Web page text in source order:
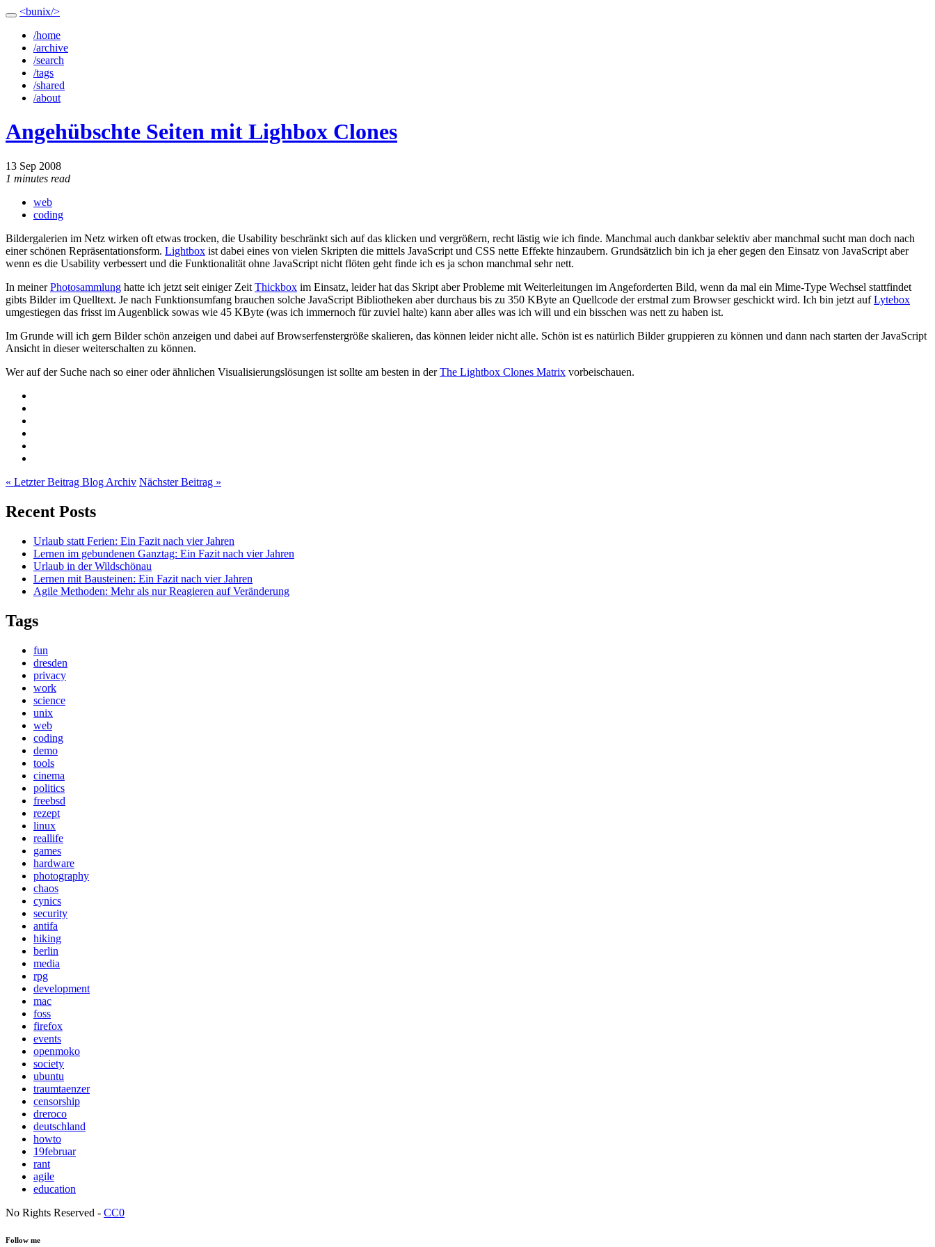
<bunix/>
/home
/archive
/search
/tags
/shared
/about
Angehübschte Seiten mit Lighbox Clones
13 Sep 2008
1 minutes read
web
coding
Bildergalerien im Netz wirken oft etwas trocken, die Usability beschränkt sich auf das klicken und vergrößern, recht lästig wie ich finde. Manchmal auch dankbar selektiv aber manchmal sucht man doch nach
einer schönen Repräsentationsform. Lightbox ist dabei eines von vielen Skripten die mittels JavaScript und CSS nette Effekte hinzaubern. Grundsätzlich bin ich ja eher gegen den Einsatz von JavaScript aber
wenn es die Usability verbessert und die Funktionalität ohne JavaScript nicht flöten geht finde ich es ja schon manchmal sehr nett.
In meinerPhotosammlung hatte ich jetzt seit einiger Zeit Thickbox im Einsatz, leider hat das Skript aber Probleme mit Weiterleitungen im Angeforderten Bild, wenn da mal ein Mime-Type Wechsel stattfindet
gibts Bilder im Quelltext. Je nach Funktionsumfang brauchen solche JavaScript Bibliotheken aber durchaus bis zu 350 KByte an Quellcode der erstmal zum Browser geschickt wird. Ich bin jetzt aufLytebox
umgestiegen das frisst im Augenblick sowas wie 45 KByte (was ich immernoch für zuviel halte) kann aber alles was ich will und ein bisschen was nett zu haben ist.
Im Grunde will ich gern Bilder schön anzeigen und dabei auf Browserfenstergröße skalieren, das können leider nicht alle. Schön ist es natürlich Bilder gruppieren zu können und dann nach starten der JavaScript
Ansicht in dieser weiterschalten zu können.
Wer auf der Suche nach so einer oder ähnlichen Visualisierungslösungen ist sollte am besten in derThe Lightbox Clones Matrix vorbeischauen.
« Letzter Beitrag Blog Archiv Nächster Beitrag »
Recent Posts
Urlaub statt Ferien: Ein Fazit nach vier Jahren
Lernen im gebundenen Ganztag: Ein Fazit nach vier Jahren
Urlaub in der Wildschönau
Lernen mit Bausteinen: Ein Fazit nach vier Jahren
Agile Methoden: Mehr als nur Reagieren auf Veränderung
Tags
fun
dresden
privacy
work
science
unix
web
coding
demo
tools
cinema
politics
freebsd
rezept
linux
reallife
games
hardware
photography
chaos
cynics
security
antifa
hiking
berlin
media
rpg
development
mac
foss
firefox
events
openmoko
society
ubuntu
traumtaenzer
censorship
dreroco
deutschland
howto
19februar
rant
agile
education
No Rights Reserved - CC0
Follow me